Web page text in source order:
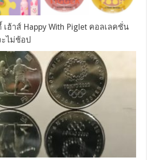
เฮ้าส์ Happy With Piglet คอลเลคชั่น
ไม่ช้อป